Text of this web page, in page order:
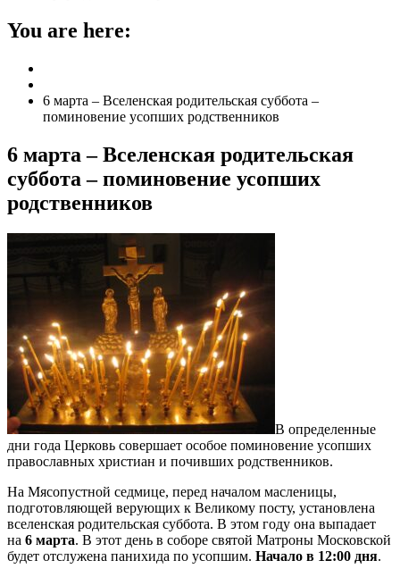
You are here:
6 марта – Вселенская родительская суббота –
поминовение усопших родственников
6 марта – Вселенская родительская
суббота – поминовение усопших
родственников
В определенные
дни года Церковь совершает особое поминовение усопших
православных христиан и почивших родственников.
На Мясопустной седмице, перед началом масленицы,
подготовляющей верующих к Великому посту, установлена
вселенская родительская суббота. В этом году она выпадает
на 6 марта. В этот день в соборе святой Матроны Московской
будет отслужена панихида по усопшим. Начало в 12:00 дня.